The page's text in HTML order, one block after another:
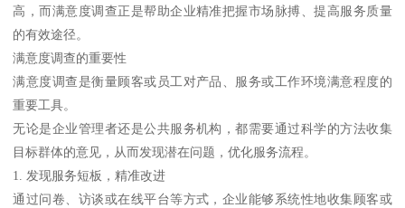
高，而满意度调查正是帮助企业精准把握市场脉搏、提高服务质量
的有效途径。
满意度调查的重要性
满意度调查是衡量顾客或员工对产品、服务或工作环境满意程度的
重要工具。
无论是企业管理者还是公共服务机构，都需要通过科学的方法收集
目标群体的意见，从而发现潜在问题，优化服务流程。
1. 发现服务短板，精准改进
通过问卷、访谈或在线平台等方式，企业能够系统性地收集顾客或